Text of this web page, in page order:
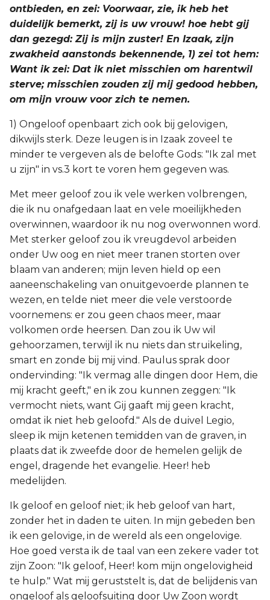
ontbieden, en zei: Voorwaar, zie, ik heb het
duidelijk bemerkt, zij is uw vrouw! hoe hebt gij
dan gezegd: Zij is mijn zuster! En Izaak, zijn
zwakheid aanstonds bekennende, 1) zei tot hem:
Want ik zei: Dat ik niet misschien om harentwil
sterve; misschien zouden zij mij gedood hebben,
om mijn vrouw voor zich te nemen.
1) Ongeloof openbaart zich ook bij gelovigen,
dikwijls sterk. Deze leugen is in Izaak zoveel te
minder te vergeven als de belofte Gods: "Ik zal met
u zijn" in vs.3 kort te voren hem gegeven was.
Met meer geloof zou ik vele werken volbrengen,
die ik nu onafgedaan laat en vele moeilijkheden
overwinnen, waardoor ik nu nog overwonnen word.
Met sterker geloof zou ik vreugdevol arbeiden
onder Uw oog en niet meer tranen storten over
blaam van anderen; mijn leven hield op een
aaneenschakeling van onuitgevoerde plannen te
wezen, en telde niet meer die vele verstoorde
voornemens: er zou geen chaos meer, maar
volkomen orde heersen. Dan zou ik Uw wil
gehoorzamen, terwijl ik nu niets dan struikeling,
smart en zonde bij mij vind. Paulus sprak door
ondervinding: "Ik vermag alle dingen door Hem, die
mij kracht geeft," en ik zou kunnen zeggen: "Ik
vermocht niets, want Gij gaaft mij geen kracht,
omdat ik niet heb geloofd." Als de duivel Legio,
sleep ik mijn ketenen temidden van de graven, in
plaats dat ik zweefde door de hemelen gelijk de
engel, dragende het evangelie. Heer! heb
medelijden.
Ik geloof en geloof niet; ik heb geloof van hart,
zonder het in daden te uiten. In mijn gebeden ben
ik een gelovige, in de wereld als een ongelovige.
Hoe goed versta ik de taal van een zekere vader tot
zijn Zoon: "Ik geloof, Heer! kom mijn ongelovigheid
te hulp." Wat mij geruststelt is, dat de belijdenis van
ongeloof als geloofsuiting door Uw Zoon wordt